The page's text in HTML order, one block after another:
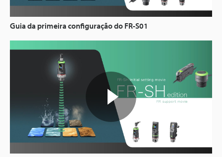
Guia da primeira configuração do FR-S01